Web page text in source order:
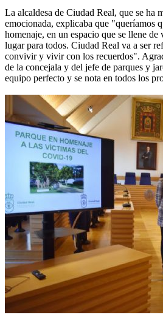
La alcaldesa de Ciudad Real, que se ha
emocionada, explicaba que "queríamos
homenaje, en un espacio que se llene de
lugar para todos. Ciudad Real va a ser
convivir y vivir con los recuerdos".
de la concejala y del jefe de parques y
equipo perfecto y se nota en todos los